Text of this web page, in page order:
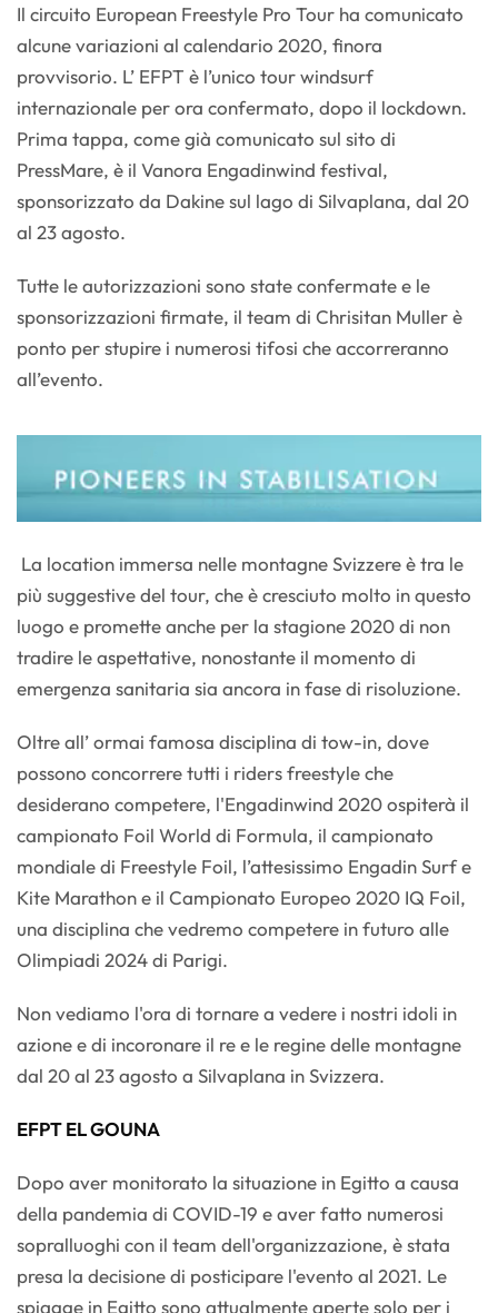
Il circuito European Freestyle Pro Tour ha comunicato
alcune variazioni al calendario 2020, finora
provvisorio. L’ EFPT è l’unico tour windsurf
internazionale per ora confermato, dopo il lockdown.
Prima tappa, come già comunicato sul sito di
PressMare, è il Vanora Engadinwind festival,
sponsorizzato da Dakine sul lago di Silvaplana, dal 20
al 23 agosto.
Tutte le autorizzazioni sono state confermate e le
sponsorizzazioni firmate, il team di Chrisitan Muller è
ponto per stupire i numerosi tifosi che accorreranno
all’evento.
La location immersa nelle montagne Svizzere è tra le
più suggestive del tour, che è cresciuto molto in questo
luogo e promette anche per la stagione 2020 di non
tradire le aspettative, nonostante il momento di
emergenza sanitaria sia ancora in fase di risoluzione.
Oltre all’ ormai famosa disciplina di tow-in, dove
possono concorrere tutti i riders freestyle che
desiderano competere, l'Engadinwind 2020 ospiterà il
campionato Foil World di Formula, il campionato
mondiale di Freestyle Foil, l’attesissimo Engadin Surf e
Kite Marathon e il Campionato Europeo 2020 IQ Foil,
una disciplina che vedremo competere in futuro alle
Olimpiadi 2024 di Parigi.
Non vediamo l'ora di tornare a vedere i nostri idoli in
azione e di incoronare il re e le regine delle montagne
dal 20 al 23 agosto a Silvaplana in Svizzera.
EFPT EL GOUNA
Dopo aver monitorato la situazione in Egitto a causa
della pandemia di COVID-19 e aver fatto numerosi
sopralluoghi con il team dell'organizzazione, è stata
presa la decisione di posticipare l'evento al 2021. Le
spiagge in Egitto sono attualmente aperte solo per i